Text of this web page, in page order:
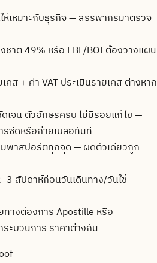
ห้เหมาะกับธุรกิจ — สรรพากรมาตรวจ
ชาติ 49% หรือ FBL/BOI ต้องวางแผน
คส + ค่า VAT ประเมินรายเคส ต่างหาก
เจน ตัวอักษรครบ ไม่มีรอยแก้ไข —
รซีดหรือถ่ายเบลอทันที
พาสปอร์ตทุกจุด — ผิดตัวเดียวถูก
สัปดาห์ก่อนวันเดินทาง/วันใช้
ทางต้องการ Apostille หรือ
ะบวนการ ราคาต่างกัน